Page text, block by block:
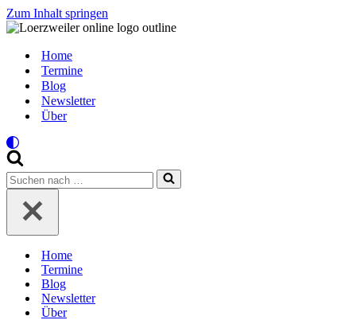
Zum Inhalt springen
Home
Termine
Blog
Newsletter
Über
Suchen
nach …
Home
Termine
Blog
Newsletter
Über